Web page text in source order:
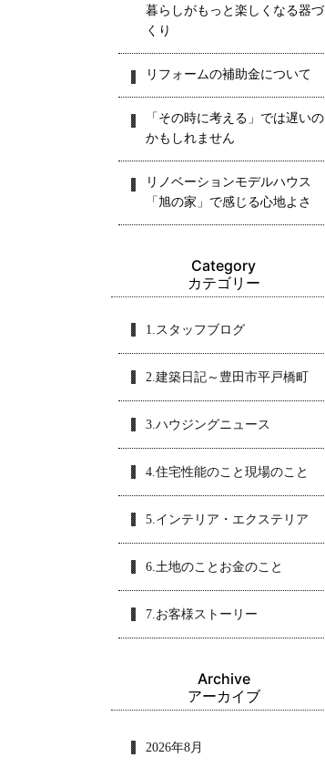
暮らしがもっと楽しくなる器づ
くり
リフォームの補助金について
「その時に考える」では遅いの
かもしれません
リノベーションモデルハウス
「旭の家」で感じる心地よさ
Category
カテゴリー
1.スタッフブログ
2.建築日記～豊田市平戸橋町
3.ハウジングニュース
4.住宅性能のこと現場のこと
5.インテリア・エクステリア
6.土地のことお金のこと
7.お客様ストーリー
Archive
アーカイブ
2026年8月